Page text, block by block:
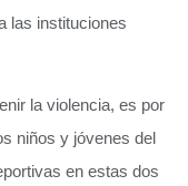
las instituciones
la violencia, es por
niños y jóvenes del
en estas dos